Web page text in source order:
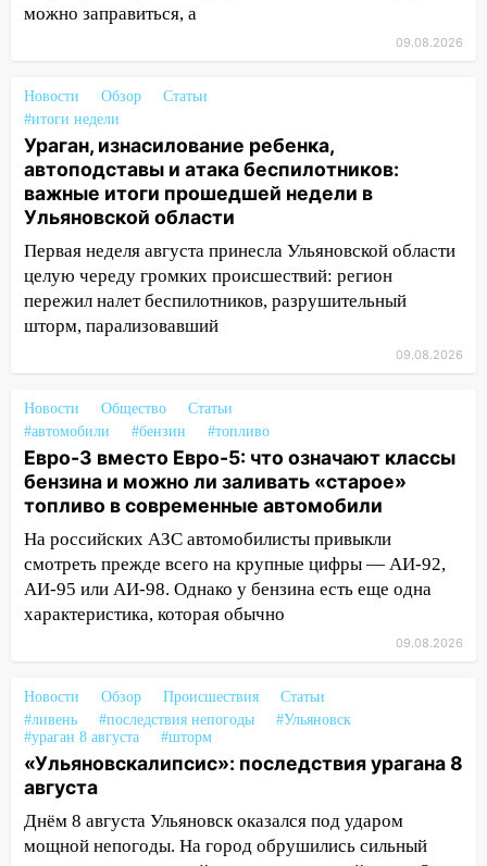
14:22
В Новом городе 8 августа пройдет
большой фестиваль «Наше время» с
«Мураками»
14:04 Жару смоет ливнями: прогноз
погоды в Ульяновской области на
выходные 8-9 августа
13:30 В Ульяновске транспортные
полицейские проведут акцию «Час
пассажира»
13:20 В Ульяновске за один день
обокрали женщину на пляже и
13:01
В Димитровграде мужчина
выбросил из машины страйкбольную
гранату: его задержали
12:34 На Ульяновскую область
надвигается сильнейшая непогода: град
и шквал до 27 м/с
12:31 Ульяновец хотел купить иномарку
из Европы и потерял 760 тысяч рублей
пострадал 14-летний подросток
12:00
Где есть бензин в Ульяновске 7
августа: список АЗС
11:50 Заснул рядом с ребёнком и
случайно задушил его: суд вынес
приговор
можно заправиться, а
09.08.2026
Новости Обзор
Статьи
#итоги недели
Ураган, изнасилование ребенка,
автоподставы и атака беспилотников:
важные итоги прошедшей недели в
Ульяновской области
Первая неделя августа принесла Ульяновской области
целую череду громких происшествий: регион
пережил налет беспилотников, разрушительный
шторм, парализовавший
09.08.2026
Новости Общество
Статьи
#автомобили
#бензин #топливо
Евро-3 вместо Евро-5: что означают классы
бензина и можно ли заливать «старое»
топливо в современные автомобили
На российских АЗС автомобилисты привыкли
смотреть прежде всего на крупные цифры — АИ-92,
АИ-95 или АИ-98. Однако у бензина есть еще одна
характеристика, которая обычно
09.08.2026
Новости Обзор Происшествия
Статьи
#ливень
#последствия непогоды
#Ульяновск
#ураган 8 августа
#шторм
«Ульяновскалипсис»: последствия урагана 8
августа
Днём 8 августа Ульяновск оказался под ударом
мощной непогоды. На город обрушились сильный